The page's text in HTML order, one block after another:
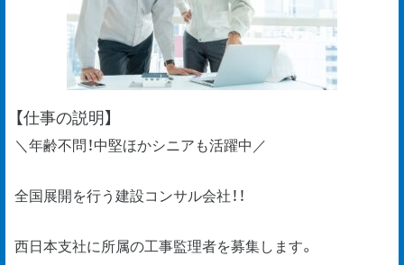
【仕事の説明】
＼年齢不問！中堅ほかシニアも活躍中／
全国展開を行う建設コンサル会社！！
西日本支社に所属の工事監理者を募集します。